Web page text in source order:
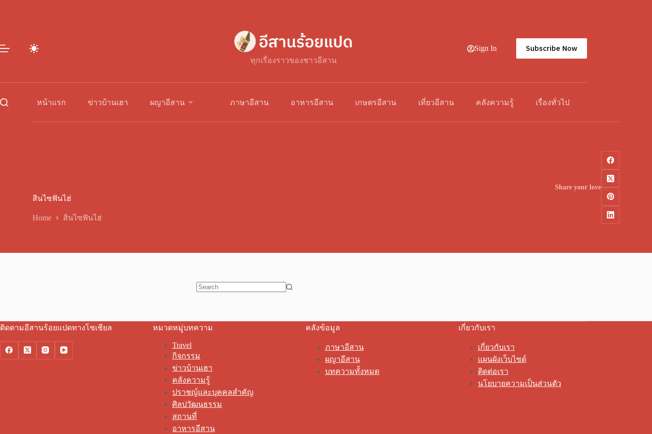
ทุกเรื่องราวของชาวอีสาน
Sign In Subscribe Now
หน้าแรก ข่าวบ้านเฮา ผญาอีสาน ภาษาอีสาน อาหารอีสาน เกษตรอีสาน เที่ยวอีสาน คลังความรู้ เรื่องทั่วไป
สินไซฟันไฮ่
Home สินไซฟันไฮ่
Share your love
ติดตามอีสานร้อยแปดทางโซเชียล หมวดหมู่บทความ
Travel
กิจกรรม
ข่าวบ้านเฮา
คลังความรู้
ปราชญ์และบุคคลสำคัญ
ศิลปวัฒนธรรม
สถานที่
อาหารอีสาน
คลังข้อมูล
ภาษาอีสาน
ผญาอีสาน
บทความทั้งหมด
เกี่ยวกับเรา
เกี่ยวกับเรา
แผนผังเว็บไซต์
ติดต่อเรา
นโยบายความเป็นส่วนตัว